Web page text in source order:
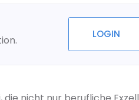
LOGIN